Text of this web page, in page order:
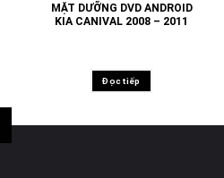
MẶT DƯỠNG DVD ANDROID
KIA CANIVAL 2008 – 2011
Đọc tiếp